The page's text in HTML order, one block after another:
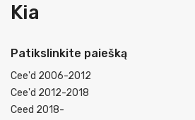
Kia
Patikslinkite paiešką
Cee'd 2006-2012
Cee'd 2012-2018
Ceed 2018-